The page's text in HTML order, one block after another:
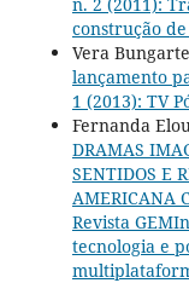
construção
Vera
lançamento
1 (2013): TV
Fernanda
DRAMAS
SENTIDOS E
AMERICANA
Revista
tecnologia e